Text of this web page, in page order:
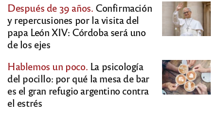
Después de 39 años. Confirmación
y repercusiones por la visita del
papa León XIV: Córdoba será uno
de los ejes
Hablemos un poco. La psicología
del pocillo: por qué la mesa de bar
es el gran refugio argentino contra
el estrés